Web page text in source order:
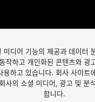
1/15
미디어 기능의 제공과 데이터
작하고 개인화된 콘텐츠와 광
용하고 있습니다. 회사 사이트
사의 소셜 미디어, 광고 및 분
합니다.